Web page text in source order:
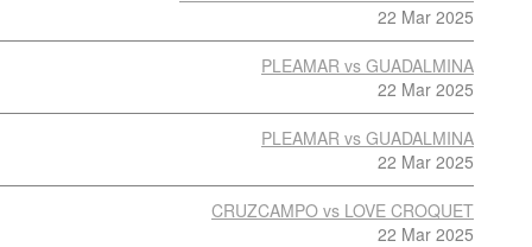
22 Mar 2025
PLEAMAR vs GUADALMINA
22 Mar 2025
PLEAMAR vs GUADALMINA
22 Mar 2025
CRUZCAMPO vs LOVE CROQUET
22 Mar 2025